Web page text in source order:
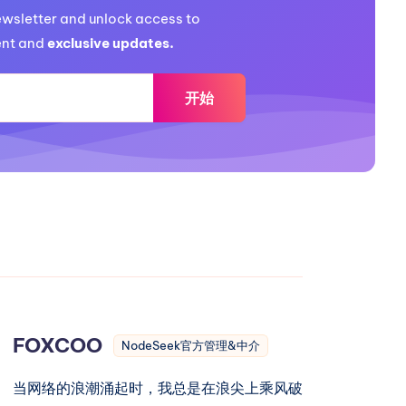
and unlock access to
and exclusive updates.
开始
FOXCOO NodeSeek官方管理&中介
当网络的浪潮涌起时，我总是在浪尖上乘风破